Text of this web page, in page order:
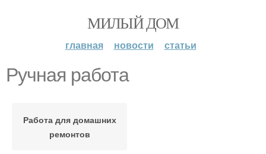
МИЛЫЙ ДОМ
главная новости статьи
Ручная работа
Работа для домашних
ремонтов